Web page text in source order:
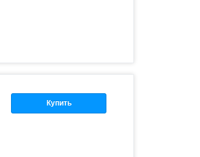
Купить